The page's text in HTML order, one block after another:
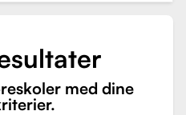
med dine